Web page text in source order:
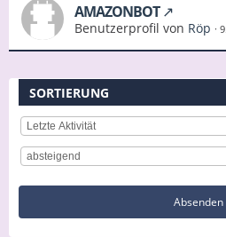
AMAZONBOT
Benutzerprofil von Röp
SORTIERUNG